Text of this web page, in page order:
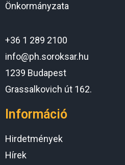
Önkormányzata
+36 1 289 2100
info@ph.soroksar.hu
1239 Budapest
Grassalkovich út 162.
Információ
Hirdetmények
Hírek